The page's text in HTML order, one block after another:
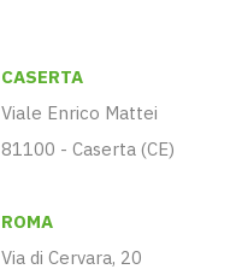
CASERTA
Viale Enrico Mattei
81100 - Caserta (CE)
ROMA
Via di Cervara, 20